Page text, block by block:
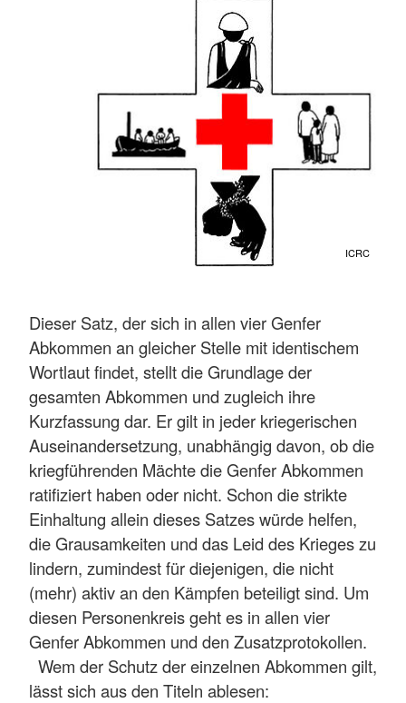
ICRC
Dieser Satz, der sich in allen vier Genfer
Abkommen an gleicher Stelle mit identischem
Wortlaut findet, stellt die Grundlage der
gesamten Abkommen und zugleich ihre
Kurzfassung dar. Er gilt in jeder kriegerischen
Auseinandersetzung, unabhängig davon, ob die
kriegführenden Mächte die Genfer Abkommen
ratifiziert haben oder nicht. Schon die strikte
Einhaltung allein dieses Satzes würde helfen,
die Grausamkeiten und das Leid des Krieges zu
lindern, zumindest für diejenigen, die nicht
(mehr) aktiv an den Kämpfen beteiligt sind. Um
diesen Personenkreis geht es in allen vier
Genfer Abkommen und den Zusatzprotokollen.
Wem der Schutz der einzelnen Abkommen gilt,
lässt sich aus den Titeln ablesen: